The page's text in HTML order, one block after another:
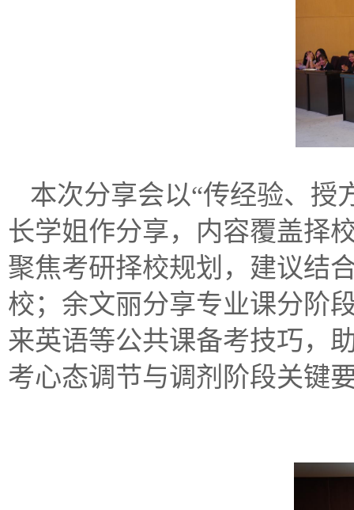
本次分享会以“传经验、授
长学姐作分享，内容覆盖择
聚焦考研择校规划，建议结
校；余文丽分享专业课分阶
来英语等公共课备考技巧，
考心态调节与调剂阶段关键